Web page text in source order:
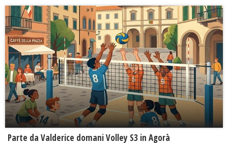
Parte da Valderice domani Volley S3 in Agorà